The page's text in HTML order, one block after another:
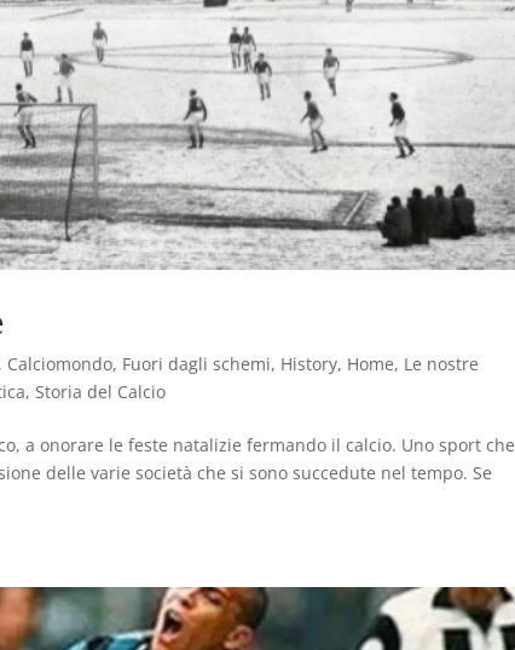
, Calciomondo, Fuori dagli schemi, History, Home, Le nostre
,Storia del Calcio
a onorare le feste natalizie fermando il calcio. Uno sport che
delle varie società che si sono succedute nel tempo. Se